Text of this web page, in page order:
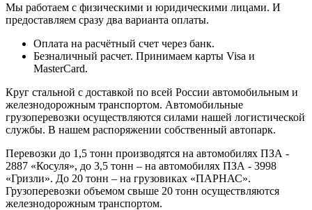
Мы работаем с физическими и юридическими лицами. И
предоставляем сразу два варианта оплаты.
Оплата на расчётный счет через банк.
Безналичный расчет. Принимаем карты Visa и
MasterCard.
Круг стальной с доставкой по всей России автомобильным и
железнодорожным транспортом. Автомобильные
грузоперевозки осуществляются силами нашей логистической
службы. В нашем распоряжении собственный автопарк.
Перевозки до 1,5 тонн производятся на автомобилях ПЗА -
2887 «Косуля», до 3,5 тонн – на автомобилях ПЗА - 3998
«Гризли». До 20 тонн – на грузовиках «ПАРНАС».
Грузоперевозки объемом свыше 20 тонн осуществляются
железнодорожным транспортом.